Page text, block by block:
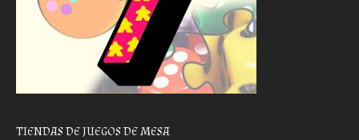
TIENDAS DE JUEGOS DE MESA